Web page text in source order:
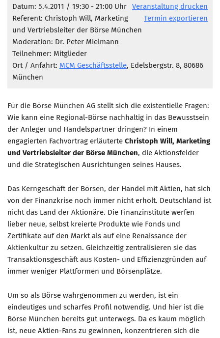
Marketing Pioniere
Arbeitsgruppen
Münchner Marketingpreis
Mentoring
MARKETING PIONIERE
Marketing Pioniere im BVMC
CLUB-KOMMUNIKATION
Newsletter
Clubmagazin
MCM Club TV
MITGLIEDSCHAFT
Mitglied werden
PODCAST
AKTUELLES
KONTAKT
Veranstaltung drucken
Termin exportieren
Datum: 5.4.2011 / 19:30 - 21:00 Uhr
Referent: Christoph Will, Marketing
und Vertriebsleiter der Börse München
Moderation: Dr. Peter Mielmann
Teilnehmer: Mitglieder
Ort / Anfahrt: MCM Geschäftsstelle, Edelsbergstr. 8, 80686
München
Für die Börse München AG stellt sich die existentielle Fragen:
Wie kann eine Regional-Börse nachhaltig in das Bewusstsein
der Anleger und Handelspartner dringen? In einem
engagierten Fachvortrag erläuterte Christoph Will, Marketing
und Vertriebsleiter der Börse München, die Aktionsfelder
und die Strategischen Ausrichtungen seines Hauses.
Das Kerngeschäft der Börsen, der Handel mit Aktien, hat sich
von der Finanzkrise noch immer nicht erholt. Deutschland ist
nicht das Land der Aktionäre. Die Finanzinstitute werfen
lieber neue, selbst kreierte Produkte wie Fonds und
Zertifikate auf den Markt als auf eine Renaissance der
Aktienkultur zu setzen. Gleichzeitig zentralisieren sie das
Transaktionsgeschäft aus Kosten- und Effizienzgründen auf
immer weniger Plattformen und Börsenplätze.
Um so als Börse wahrgenommen zu werden, ist ein
eindeutiges und scharfes Profil notwendig. Und hier ist die
Börse München bereits gut unterwegs. Da es kaum möglich
ist, neue Aktien-Fans zu gewinnen, konzentrieren sich die